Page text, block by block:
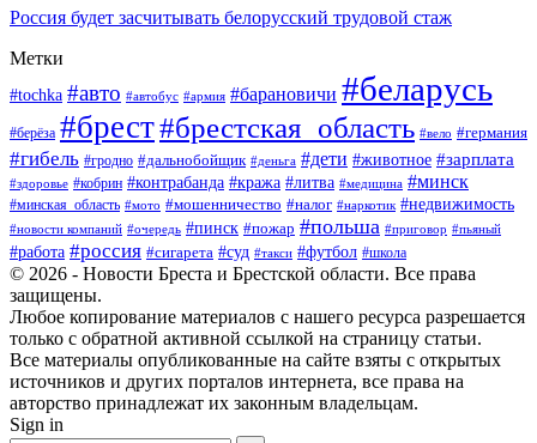
Россия будет засчитывать белорусский трудовой стаж
Метки
#tochka #авто #автобус #армия #барановичи #беларусь
#берёза #брест#брестская_область #вело #германия
#гибель #гродно #дальнобойщик #деньга #дети #животное #зарплата
#здоровье #кобрин #контрабанда #кража #литва #медицина #минск
#минская_область #мото #мошенничество #налог #наркотик #недвижимость
#новости компаний #очередь #пинск #пожар #польша #приговор #пьяный
#работа #россия #сигарета #суд #такси #футбол #школа
© 2026 - Новости Бреста и Брестской области. Все права
защищены.
Любое копирование материалов с нашего ресурса разрешается
только с обратной активной ссылкой на страницу статьи.
Все материалы опубликованные на сайте взяты с открытых
источников и других порталов интернета, все права на
авторство принадлежат их законным владельцам.
Sign in